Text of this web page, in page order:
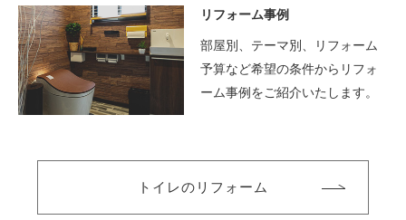
リフォーム事例
部屋別、テーマ別、リフォーム
予算など希望の条件からリフォ
ーム事例をご紹介いたします。
トイレのリフォーム